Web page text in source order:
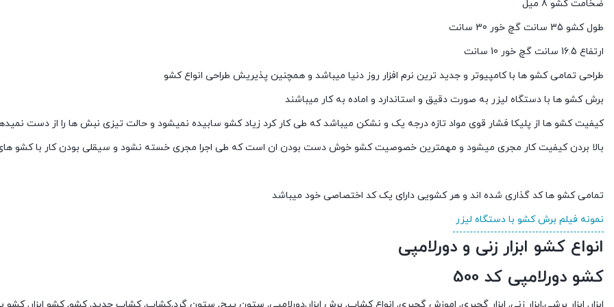
ضخامت کشو 8 میل
طول کشو 35 سانت گچ خور 30 سانت
ارتفاع 16.5 سانت گچ خور 10 سانت
طراحی تمامی کشو ها با کامپیوتر و جدید ترین نرم افزار روز دنیا میباشد و همچنین پذیریش طراحی انواع کشو
برش کشو ها با دستگاه لیزر به صورت دقیق و استاندارد و اماده به کار میباشند
کیفیت کشو ها از پلیکا فشار قوی مواد تازه درجه یک و نشکن میباشد که طی کار کرد زیاد کشو سابیده نمیشود و حالت تیزی نبش ها را از دست
بالا بردن کیفیت کار مجری میشود و مهمترین خصوصیت کشو خوش دست بودن ان است که طی اجرا مجری خسته نشود و سیقلی بودن کار با کشو
تمامی کشو ها کد گذاری شده اند و هر کشویی دارای یک کد اختصاصی خود میباشد
نمونه فیلم برش کشو با دستگاه لیزر
انواع کشو ابزار زنی و دورلامپی
کشو دورلامپی کد 500
ابزار, ابزار برشی,ابزار زنی, ابزار گچبری, اموزش گچبری, انواع کشاب, برش ابزار,دورلامپی, ستون پیچ, ستون گرد,کشاب, کشاب جدید, کشو, کشو ابزار,